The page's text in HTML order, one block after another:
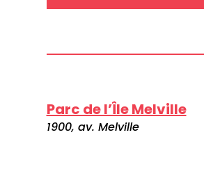
Parc de l’Île Melville
1900, av. Melville